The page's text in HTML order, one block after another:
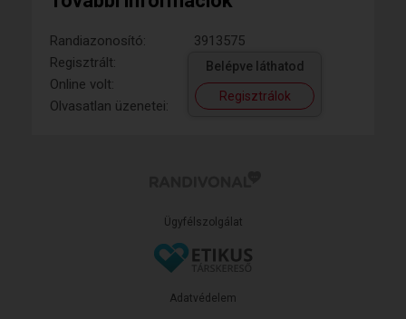
Randiazonosító:
3913575
Regisztrált:
Online volt:
Olvasatlan üzenetei:
Belépve láthatod
Regisztrálok
Ügyfélszolgálat
Adatvédelem